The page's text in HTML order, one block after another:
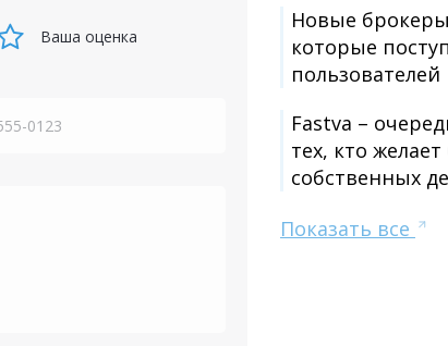
Ваша оценка
Новые
которые
пользователей
Fastva –
тех, кто
собственных
Показать все